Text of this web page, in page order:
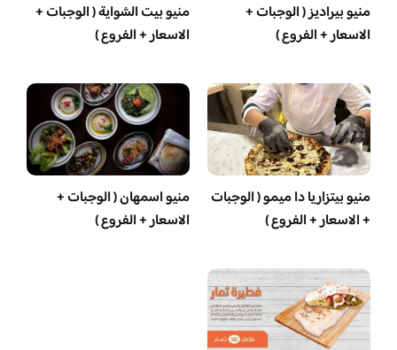
منيو بيراديز ( الوجبات +
الاسعار + الفروع )
منيو بيت الشواية ( الوجبات +
الاسعار + الفروع )
منيو بيتزاريا دا ميمو ( الوجبات
+ الاسعار + الفروع )
منيو اسمهان ( الوجبات +
الاسعار + الفروع )